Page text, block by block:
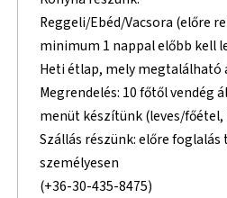
Reggeli/Ebéd/Vacsora (előre
minimum 1 nappal előbb kell
Heti étlap, mely megtalálható
Megrendelés: 10 főtől vendég
menüt készítünk (leves/
Szállás részünk: előre
személyesen
(+36-30-435-8475)